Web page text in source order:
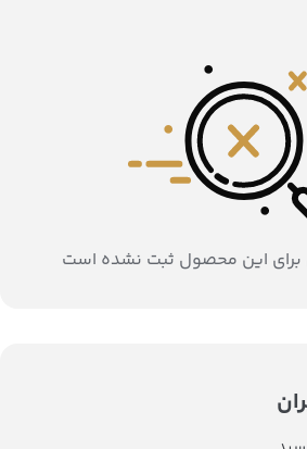
برای این محصول ثبت نشده است